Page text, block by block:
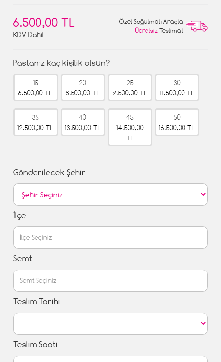
6.500,00 TL
KDV Dahil
Özel Soğutmalı Araçta
Ücretsiz Teslimat
Pastanız kaç kişilik olsun?
15
6.500,00 TL
20
8.500,00 TL
25
9.500,00 TL
30
11.500,00 TL
35
12.500,00 TL
40
13.500,00 TL
45
14.500,00
TL
50
16.500,00 TL
Gönderilecek Şehir
İlçe
Semt
Teslim Tarihi
Teslim Saati